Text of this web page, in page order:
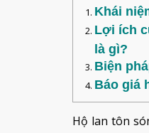
Khái
Lợi ích
là gì?
Biện
Báo giá
Hộ lan tôn